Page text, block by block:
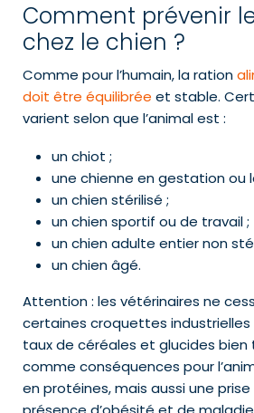
Comment prévenir
chez le chien ?
Comme pour l’humain, la ration
doit être équilibrée et stable.
varient selon que l’animal est :
un chiot ;
une chienne en gestation ou
un chien stérilisé ;
un chien sportif ou de travail ;
un chien adulte entier non
un chien âgé.
Attention : les vétérinaires ne
certaines croquettes
taux de céréales et glucides bien
comme conséquences pour
en protéines, mais aussi une prise